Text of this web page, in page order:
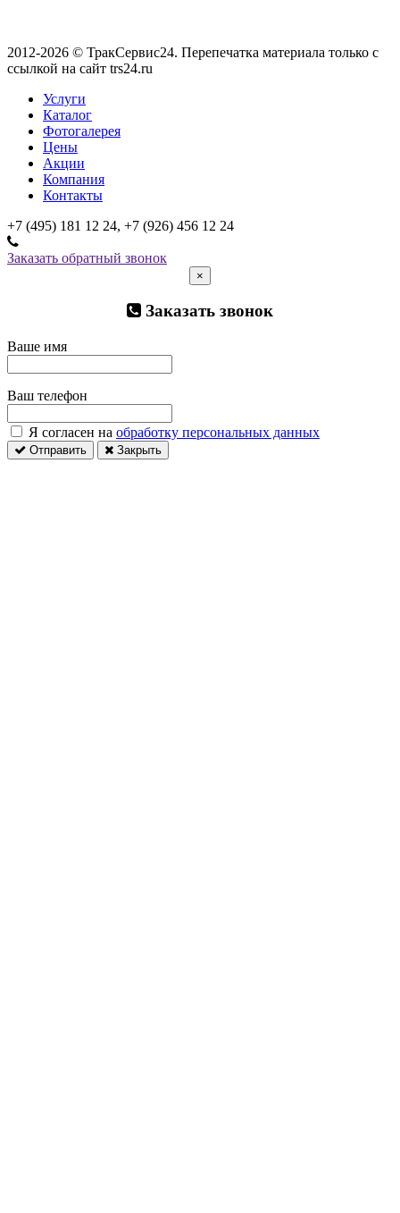
2012-2026 © ТракСервис24. Перепечатка материала только с
ссылкой на сайт trs24.ru
Услуги
Каталог
Фотогалерея
Цены
Акции
Компания
Контакты
+7 (495) 181 12 24, +7 (926) 456 12 24
Заказать обратный звонок
×
Заказать звонок
Ваше имя
Ваш телефон
Я согласен на обработку персональных данных
Отправить Закрыть